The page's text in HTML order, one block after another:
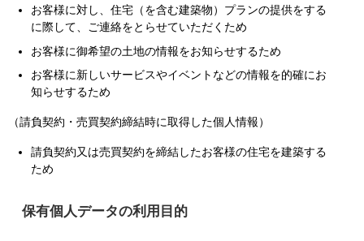
お客様に対し、住宅（を含む建築物）プランの提供をする
に際して、ご連絡をとらせていただくため
お客様に御希望の土地の情報をお知らせするため
お客様に新しいサービスやイベントなどの情報を的確にお
知らせするため
（請負契約・売買契約締結時に取得した個人情報）
請負契約又は売買契約を締結したお客様の住宅を建築する
ため
保有個人データの利用目的